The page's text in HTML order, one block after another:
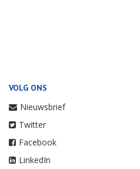
VOLG ONS
Nieuwsbrief
Twitter
Facebook
LinkedIn